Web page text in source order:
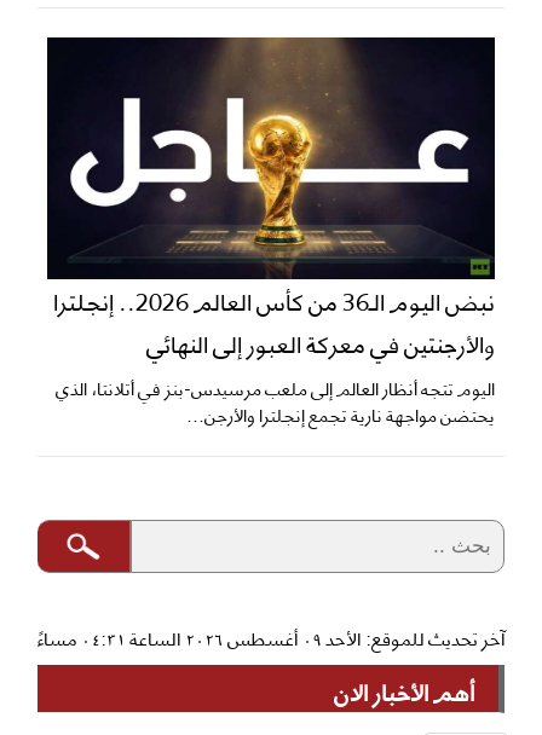
نبض اليوم الـ36 من كأس العالم 2026.. إنجلترا
والأرجنتين في معركة العبور إلى النهائي
اليوم تتجه أنظار العالم إلى ملعب مرسيدس-بنز في أتلانتا، الذي
يحتضن مواجهة نارية تجمع إنجلترا والأرجن...
آخر تحديث للموقع: الأحد ٠٩ أغسطس ٢٠٢٦ الساعة ٠٤:٣١ مساءً
أهم الأخبار الان